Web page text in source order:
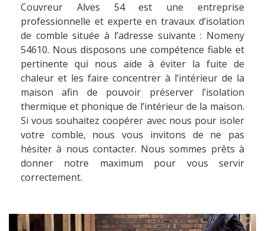
Couvreur Alves 54 est une entreprise
professionnelle et experte en travaux d’isolation
de comble située à l’adresse suivante : Nomeny
54610. Nous disposons une compétence fiable et
pertinente qui nous aide à éviter la fuite de
chaleur et les faire concentrer à l’intérieur de la
maison afin de pouvoir préserver l’isolation
thermique et phonique de l’intérieur de la maison.
Si vous souhaitez coopérer avec nous pour isoler
votre comble, nous vous invitons de ne pas
hésiter à nous contacter. Nous sommes prêts à
donner notre maximum pour vous servir
correctement.